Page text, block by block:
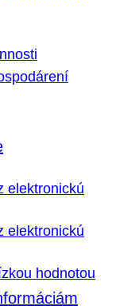
elektronickú
elektronickú
hodnotou